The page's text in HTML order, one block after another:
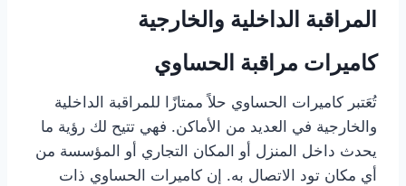
المراقبة الداخلية والخارجية
كاميرات مراقبة الحساوي
تُعَتبر كاميرات الحساوي حلاً ممتازًا للمراقبة الداخلية
والخارجية في العديد من الأماكن. فهي تتيح لك رؤية ما
يحدث داخل المنزل أو المكان التجاري أو المؤسسة من
أي مكان تود الاتصال به. إن كاميرات الحساوي ذات